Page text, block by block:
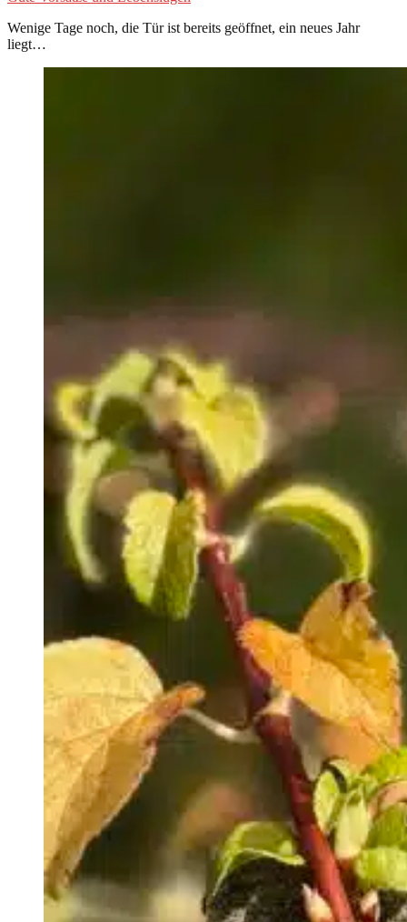
Wenige Tage noch, die Tür ist bereits geöffnet, ein neues Jahr
liegt…